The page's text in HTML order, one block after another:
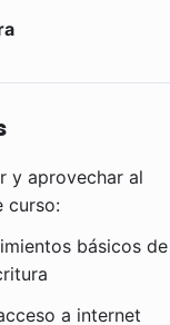
y aprovechar al
curso:
básicos de
a internet